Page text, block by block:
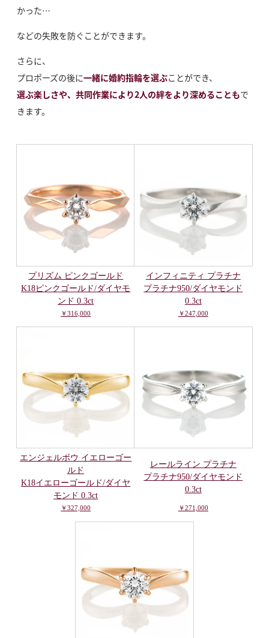
かった…
などの失敗を防ぐことができます。
さらに、
プロポーズの後に一緒に婚約指輪を選ぶことができ、
選ぶ楽しさや、共同作業により2人の絆をより深めることもで
きます。
プリズム ピンクゴールド
K18ピンクゴールド/ダイヤモ
ンド 0.3ct
￥316,000
インフィニティ プラチナ
プラチナ950/ダイヤモンド
0.3ct
￥247,000
エンジェルボウ イエローゴー
ルド
K18イエローゴールド/ダイヤ
モンド 0.3ct
￥327,000
レールライン プラチナ
プラチナ950/ダイヤモンド
0.3ct
￥271,000